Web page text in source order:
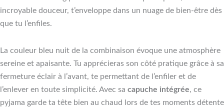
incroyable douceur, t’enveloppe dans un nuage de bien-être dès
que tu l’enfiles.
La couleur bleu nuit de la combinaison évoque une atmosphère
sereine et apaisante. Tu apprécieras son côté pratique grâce à sa
fermeture éclair à l’avant, te permettant de l’enfiler et de
l’enlever en toute simplicité. Avec sa capuche intégrée, ce
pyjama garde ta tête bien au chaud lors de tes moments détente